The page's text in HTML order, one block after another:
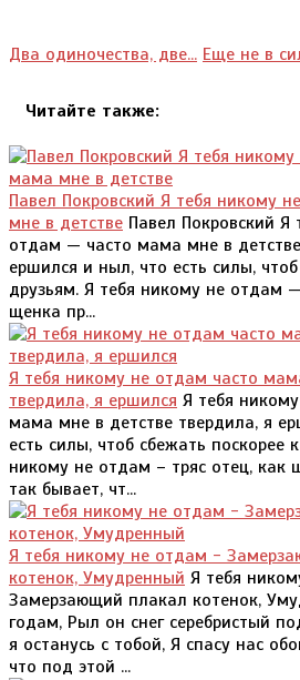
Два одиночества, две... Еще не в
Читайте также:
Павел Покровский Я тебя никому
мне в детстве Павел Покровский Я
отдам — часто мама мне в
ершился и ныл, что есть силы,
друзьям. Я тебя никому не отдам
щенка пр...
Я тебя никому не отдам часто
твердила, я ершился Я тебя
мама мне в детстве твердила, я
есть силы, чтоб сбежать поскорее
никому не отдам – тряс отец,
так бывает, чт...
Я тебя никому не отдам -
котенок, Умудренный Я тебя
Замерзающий плакал котенок,
годам, Рыл он снег серебристый
я останусь с тобой, Я спасу нас
что под этой ...